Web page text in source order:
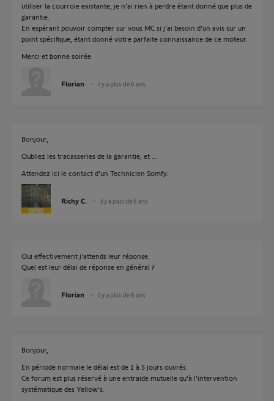
utiliser la courroie existante, je n'ai rien à perdre étant donné que plus de
garantie.
En espérant pouvoir compter sur vous MC si j'ai besoin d'un avis sur un
point spécifique, étant donné votre parfaite connaissance de ce moteur.
Merci et bonne soirée
Florian il y a plus de 6 ans
Bonjour,
Oubliez les tracasseries de la garantie, et ...
Attendez ici le contact d'un Technicien Somfy.
Richy C. il y a plus de 6 ans
Oui effectivement j'attends leur réponse.
Quel est leur délai de réponse en général ?
Florian il y a plus de 6 ans
Bonjour,
En période normale le délai est de 1 à 5 jours ouvrés.
Ce forum est plus réservé à une entraide mutuelle qu'à l'intervention
systématique des Yellow's.